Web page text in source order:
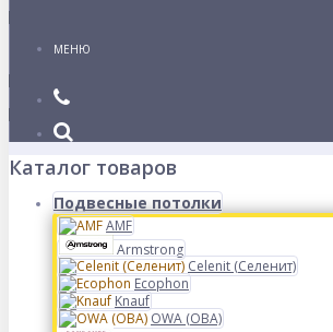
МЕНЮ
Каталог товаров
Подвесные потолки
AMF
Armstrong
Celenit (Селенит)
Ecophon
Knauf
OWA (ОВА)